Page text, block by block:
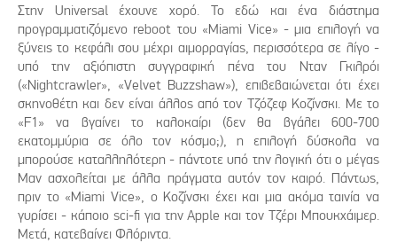
Στην Universal έχουνε χορό. Το εδώ και ένα διάστημα
προγραμματιζόμενο reboot του «Miami Vice» - μια επιλογή να
ξύνεις το κεφάλι σου μέχρι αιμορραγίας, περισσότερα σε λίγο -
υπό την αξιόπιστη συγγραφική πένα του Νταν Γκιλρόι
(«Nightcrawler», «Velvet Buzzshaw»), επιβεβαιώνεται ότι έχει
σκηνοθέτη και δεν είναι άλλος από τον Τζόζεφ Κοζίνσκι. Με το
«F1» να βγαίνει το καλοκαίρι (δεν θα βγάλει 600-700
εκατομμύρια σε όλο τον κόσμο;), η επιλογή δύσκολα να
μπορούσε καταλληλότερη - πάντοτε υπό την λογική ότι ο μέγας
Μαν ασχολείται με άλλα πράγματα αυτόν τον καιρό. Πάντως,
πριν το «Miami Vice», ο Κοζίνσκι έχει και μια ακόμα ταινία να
γυρίσει - κάποιο sci-fi για την Apple και τον Τζέρι Μπουκχάιμερ.
Μετά, κατεβαίνει Φλόριντα.